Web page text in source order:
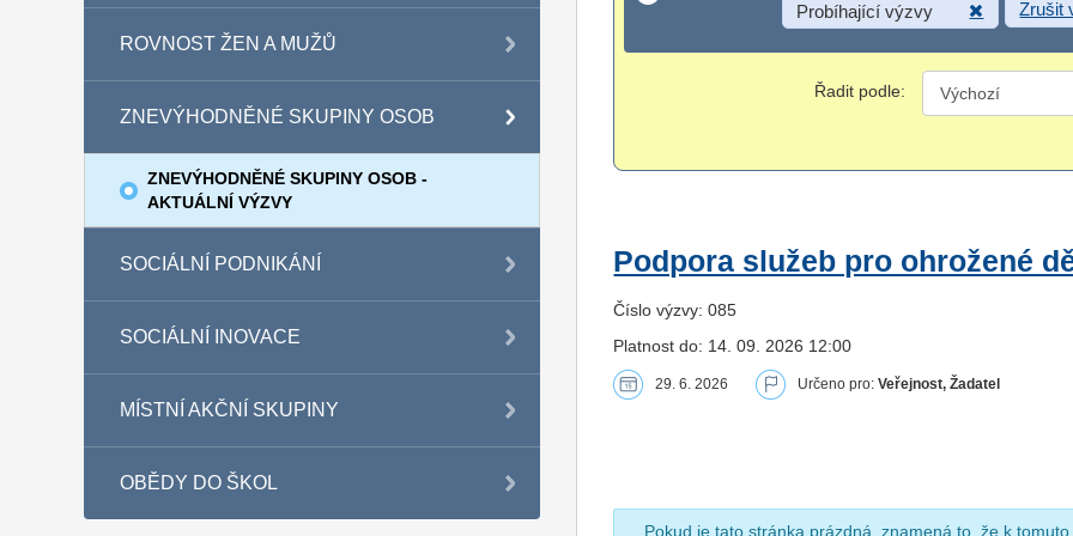
ROVNOST ŽEN A MUŽŮ
ZNEVÝHODNĚNÉ SKUPINY OSOB
ZNEVÝHODNĚNÉ SKUPINY OSOB -
AKTUÁLNÍ VÝZVY
SOCIÁLNÍ PODNIKÁNÍ
SOCIÁLNÍ INOVACE
MÍSTNÍ AKČNÍ SKUPINY
OBĚDY DO ŠKOL
Probíhající výzvy Zrušit
Řadit podle:
Podpora služeb pro ohrožené
Číslo výzvy: 085
Platnost do: 14. 09. 2026 12:00
29. 6. 2026 Určeno pro:Veřejnost, Žadatel
Pokud je tato stránka prázdná, znamená to, že k